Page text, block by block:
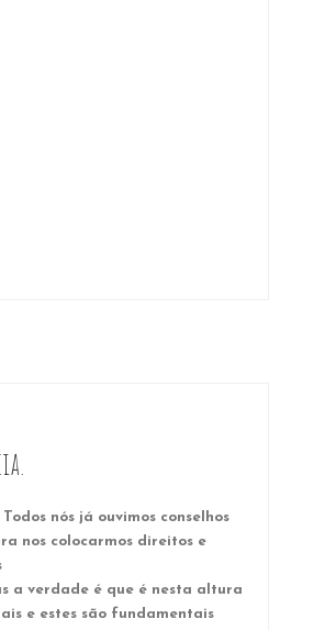
nós já ouvimos conselhos
nos colocarmos direitos e
a verdade é que é nesta altura
e estes são fundamentais